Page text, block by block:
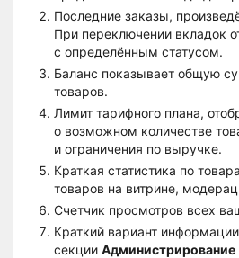
Последние заказы,
При переключении вкладок
с определённым статусом.
Баланс показывает общую
товаров.
Лимит тарифного плана,
о возможном количестве
и ограничения по выручке.
Краткая статистика по
товаров на витрине,
Счетчик просмотров всех
Краткий вариант
секции